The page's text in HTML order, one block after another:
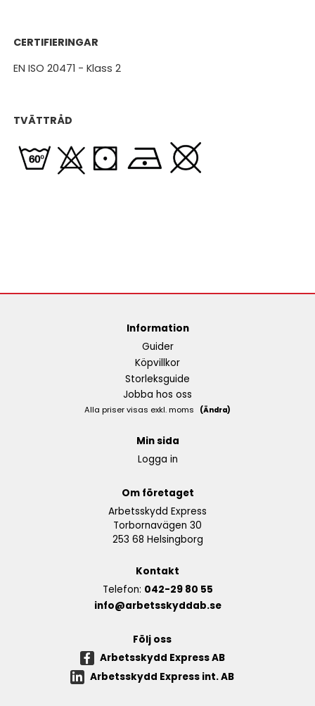
CERTIFIERINGAR
EN ISO 20471 - Klass 2
TVÄTTRÅD
Information
Guider
Köpvillkor
Storleksguide
Jobba hos oss
Alla priser visas exkl. moms (Ändra)
Min sida
Logga in
Om företaget
Arbetsskydd Express
Torbornavägen 30
253 68 Helsingborg
Kontakt
Telefon: 042-29 80 55
info@arbetsskyddab.se
Följ oss
Arbetsskydd Express AB
Arbetsskydd Express int. AB